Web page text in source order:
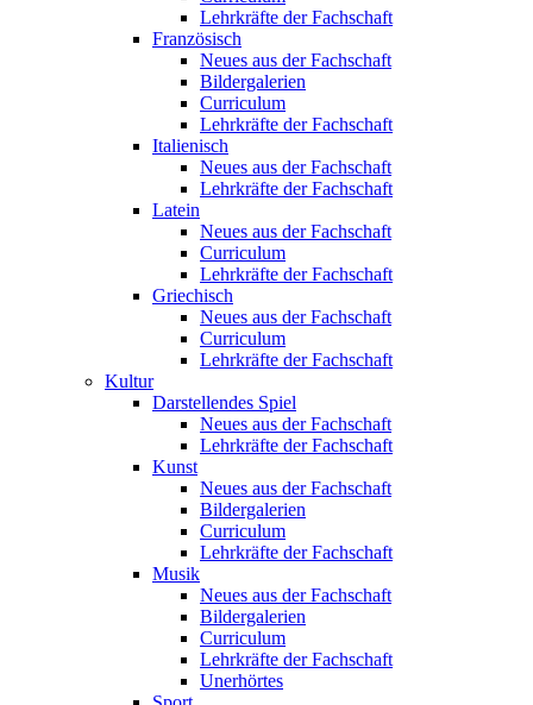
Lehrkräfte der Fachschaft
Französisch
Neues aus der Fachschaft
Bildergalerien
Curriculum
Lehrkräfte der Fachschaft
Italienisch
Neues aus der Fachschaft
Lehrkräfte der Fachschaft
Latein
Neues aus der Fachschaft
Curriculum
Lehrkräfte der Fachschaft
Griechisch
Neues aus der Fachschaft
Curriculum
Lehrkräfte der Fachschaft
Kultur
Darstellendes Spiel
Neues aus der Fachschaft
Lehrkräfte der Fachschaft
Kunst
Neues aus der Fachschaft
Bildergalerien
Curriculum
Lehrkräfte der Fachschaft
Musik
Neues aus der Fachschaft
Bildergalerien
Curriculum
Lehrkräfte der Fachschaft
Unerhörtes